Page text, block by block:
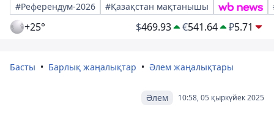
#Референдум-2026
#Қазақстан мақтанышы
+25° $469.93 €541.64 ₽5.71
Басты Барлық жаңалықтар Әлем жаңалықтары
10:58, 05 қыркүйек 2025
Әлем